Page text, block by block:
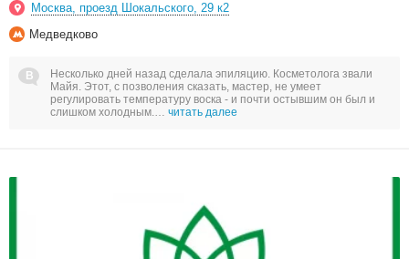
Москва, проезд Шокальского, 29 к2
Медведково
Несколько дней назад сделала эпиляцию. Косметолога звали
Майя. Этот, с позволения сказать, мастер, не умеет
регулировать температуру воска - и почти остывшим он был и
слишком холодным.… читать далее